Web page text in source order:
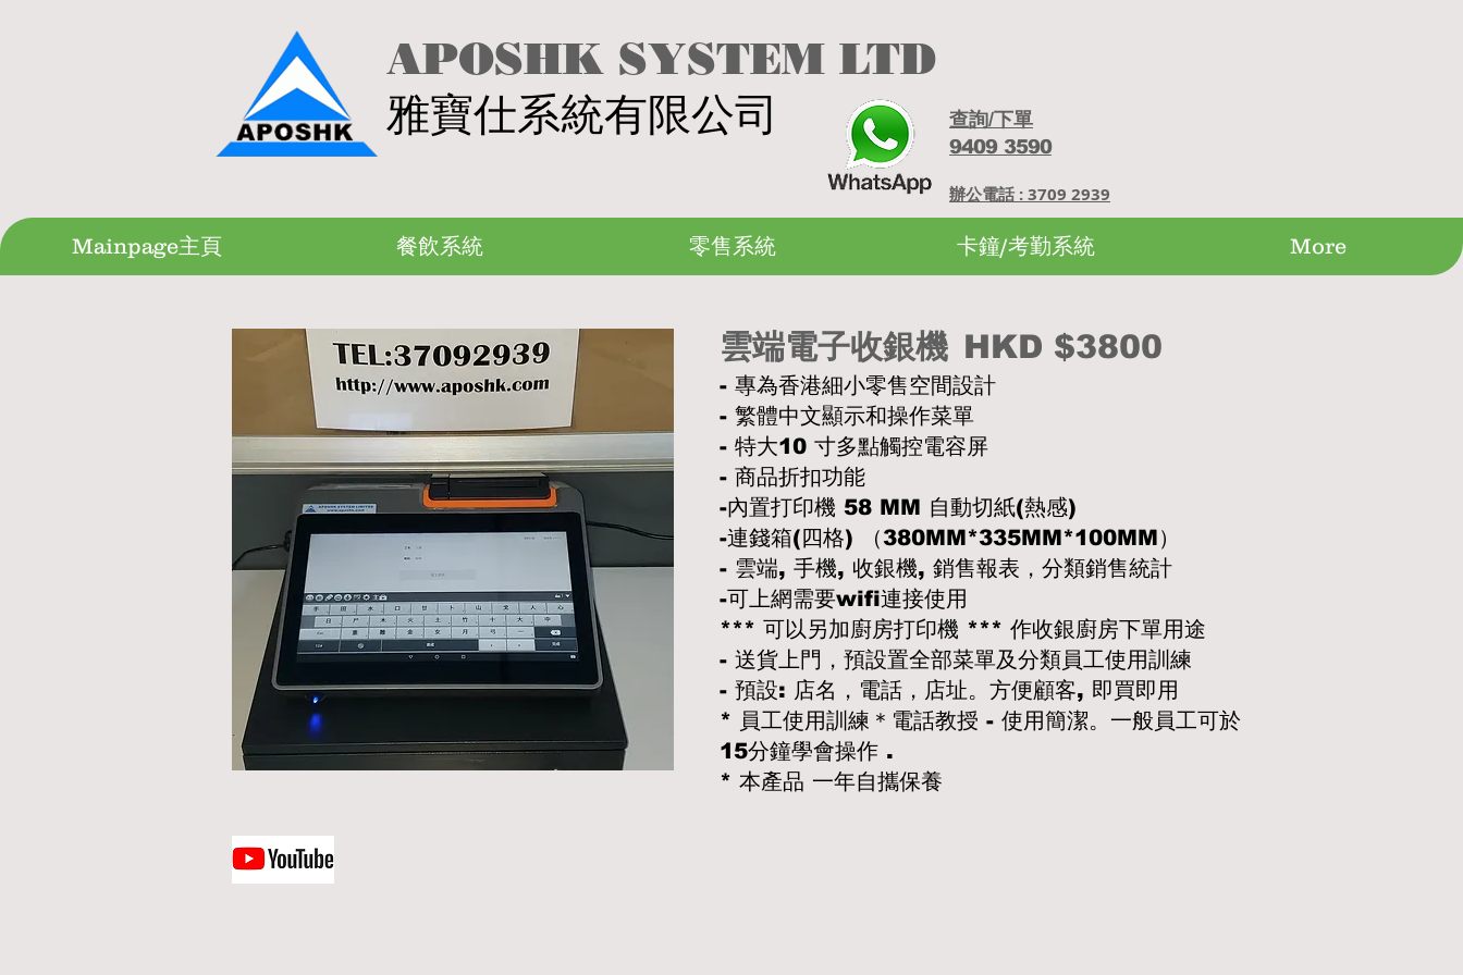
APOSHK SYSTEM LTD
雅寶仕系統有限公司
查詢/下單
9409 3590
辦公電話 : 3709 2939
Mainpage主頁 餐飲系統 零售系統 卡鐘/考勤系統 More
雲端電子收銀機 HKD $3800
- 專為香港細小零售空間設計
- 繁體中文顯示和操作菜單
- 特大10 寸多點觸控電容屏
- 商品折扣功能
-內置打印機 58 MM 自動切紙(熱感)
-連錢箱(四格) （380MM*335MM*100MM）
- 雲端, 手機, 收銀機, 銷售報表，分類銷售統計
-可上網需要wifi連接使用
*** 可以另加廚房打印機 *** 作收銀廚房下單用途
- 送貨上門，預設置全部菜單及分類員工使用訓練
- 預設: 店名，電話，店址。方便顧客, 即買即用
* 員工使用訓練＊電話教授 - 使用簡潔。一般員工可於
15分鐘學會操作 .
* 本產品 一年自攜保養